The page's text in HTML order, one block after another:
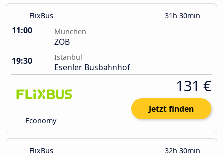
FlixBus 31h 30min
11:00 München
ZOB
19:30
Istanbul
Esenler Busbahnhof
Economy
131 €
Jetzt finden
FlixBus 32h 30min